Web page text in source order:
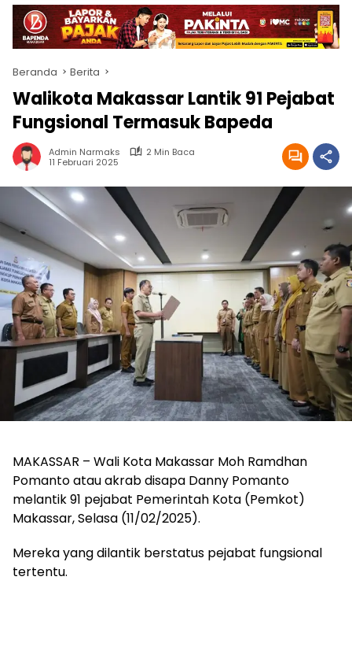
Beranda Berita
Walikota Makassar Lantik 91 Pejabat
Fungsional Termasuk Bapeda
Admin Narmaks
2 Min Baca
11 Februari 2025
MAKASSAR – Wali Kota Makassar Moh Ramdhan
Pomanto atau akrab disapa Danny Pomanto
melantik 91 pejabat Pemerintah Kota (Pemkot)
Makassar, Selasa (11/02/2025).
Mereka yang dilantik berstatus pejabat fungsional
tertentu.